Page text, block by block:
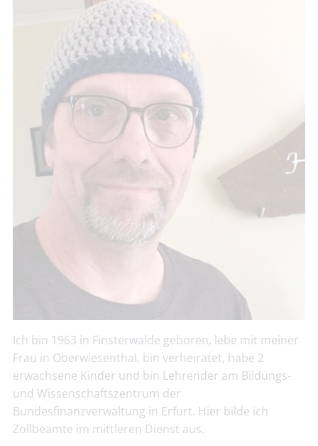
Ich bin 1963 in Finsterwalde geboren, lebe mit meiner
Frau in Oberwiesenthal, bin verheiratet, habe 2
erwachsene Kinder und bin Lehrender am Bildungs-
und Wissenschaftszentrum der
Bundesfinanzverwaltung in Erfurt. Hier bilde ich
Zollbeamte im mittleren Dienst aus.